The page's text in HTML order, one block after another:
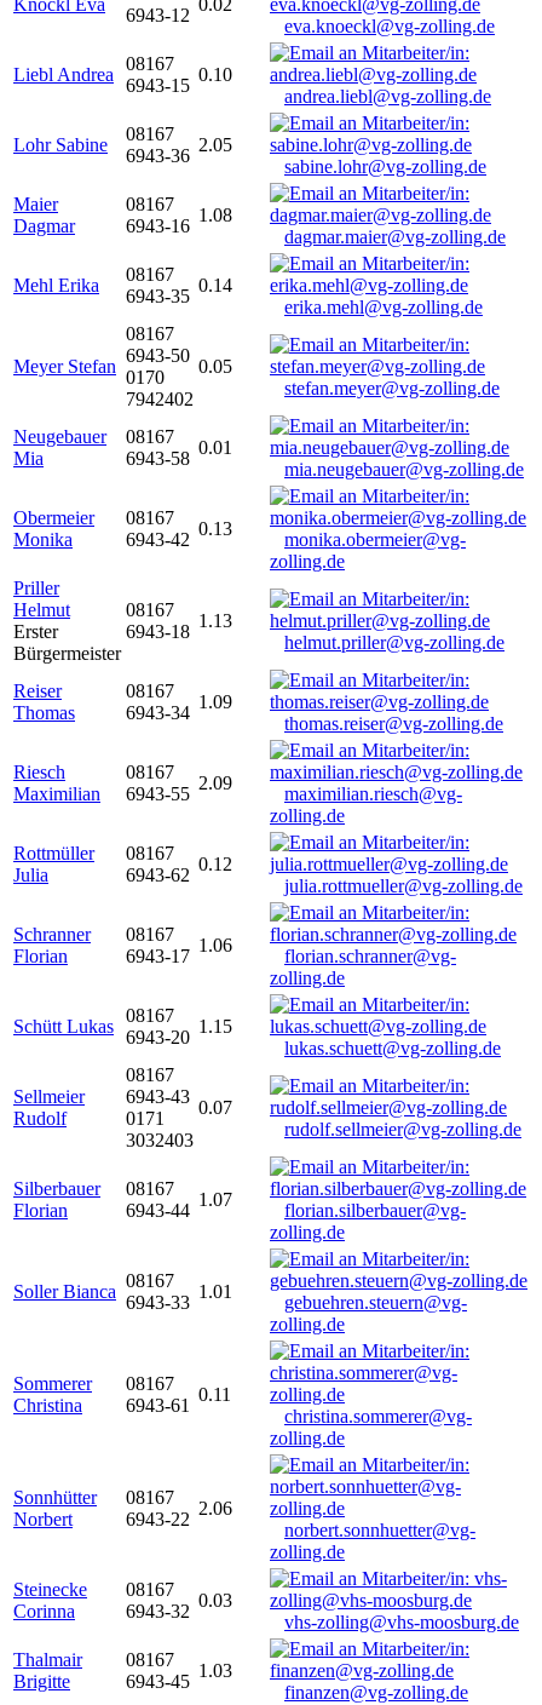
Knöckl Eva
6943-12
0.02
eva.knoeckl@vg-zolling.de
Liebl Andrea
08167
6943-15
0.10
andrea.liebl@vg-zolling.de
Lohr Sabine
08167
6943-36
2.05
sabine.lohr@vg-zolling.de
Maier
Dagmar
08167
6943-16
1.08
dagmar.maier@vg-zolling.de
Mehl Erika
08167
6943-35
0.14
erika.mehl@vg-zolling.de
Meyer Stefan
08167
6943-50
0170
7942402
0.05
stefan.meyer@vg-zolling.de
Neugebauer
Mia
08167
6943-58
0.01
mia.neugebauer@vg-zolling.de
Obermeier
Monika
08167
6943-42
0.13
monika.obermeier@vg-
zolling.de
Priller
Helmut
Erster
Bürgermeister
08167
6943-18
1.13
helmut.priller@vg-zolling.de
Reiser
Thomas
08167
6943-34
1.09
thomas.reiser@vg-zolling.de
Riesch
Maximilian
08167
6943-55
2.09
maximilian.riesch@vg-
zolling.de
Rottmüller
Julia
08167
6943-62
0.12
julia.rottmueller@vg-zolling.de
Schranner
Florian
08167
6943-17
1.06
florian.schranner@vg-
zolling.de
Schütt Lukas
08167
6943-20
1.15
lukas.schuett@vg-zolling.de
Sellmeier
Rudolf
08167
6943-43
0171
3032403
0.07
rudolf.sellmeier@vg-zolling.de
Silberbauer
Florian
08167
6943-44
1.07
florian.silberbauer@vg-
zolling.de
Soller Bianca
08167
6943-33
1.01
gebuehren.steuern@vg-
zolling.de
Sommerer
Christina
08167
6943-61
0.11
christina.sommerer@vg-
zolling.de
Sonnhütter
Norbert
08167
6943-22
2.06
norbert.sonnhuetter@vg-
zolling.de
Steinecke
Corinna
08167
6943-32
0.03
vhs-zolling@vhs-moosburg.de
Thalmair
Brigitte
08167
6943-45
1.03
finanzen@vg-zolling.de